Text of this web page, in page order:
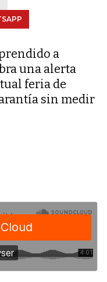
a
una alerta
feria de
sin medir